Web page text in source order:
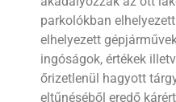
parkolókban
elhelyezett
ingóságok, értékek
őrizetlenül hagyott
eltűnéséből eredő